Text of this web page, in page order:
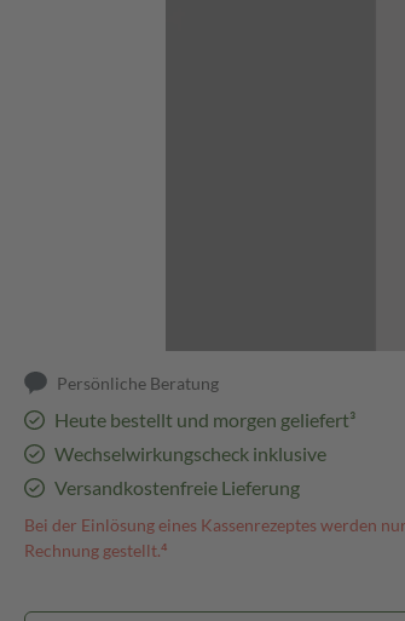
Persönliche Beratung
Heute bestellt und morgen geliefert³
Wechselwirkungscheck inklusive
Versandkostenfreie Lieferung
Bei der Einlösung eines Kassenrezeptes werden
Rechnung gestellt.⁴